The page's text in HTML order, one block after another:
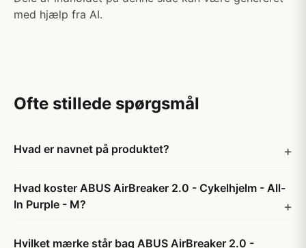
med hjælp fra AI.
Ofte stillede spørgsmål
Hvad er navnet på produktet?
Hvad koster ABUS AirBreaker 2.0 - Cykelhjelm - All-
In Purple - M?
Hvilket mærke står bag ABUS AirBreaker 2.0 -